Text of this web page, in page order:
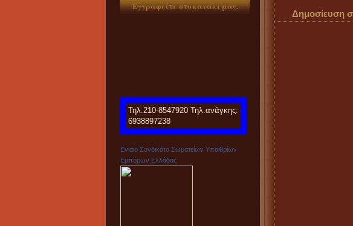
Εγγραφείτε στο κανάλι μας.
Τηλ.210-8547920 Τηλ.ανάγκης:
6938897238
Ενιαίο Συνδικάτο Σωματείων Υπαιθρίων
Εμπόρων Ελλάδας
Δημοσίευση